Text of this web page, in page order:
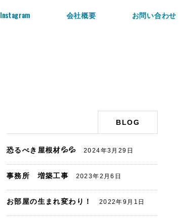
Instagram 会社概要 お問い合わせ
BLOG
恐るべき屋根材💦💦 2024年3月29日
事務所 増築工事 2023年2月6日
お部屋の生まれ変わり！ 2022年9月1日